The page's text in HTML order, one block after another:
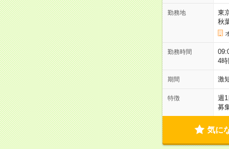
勤務地
東
秋
勤務時間
4
期間 激
特徴 週
募
気に